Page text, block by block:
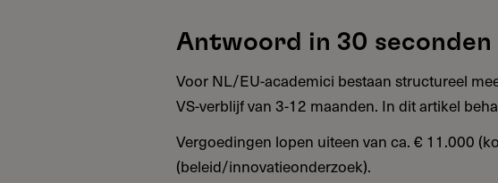
Antwoord in 30 seconden
Voor NL/EU-academici bestaan structureel
VS-verblijf van 3-12 maanden. In dit artikel
Vergoedingen lopen uiteen van ca. € 11.000
(beleid/innovatieonderzoek).